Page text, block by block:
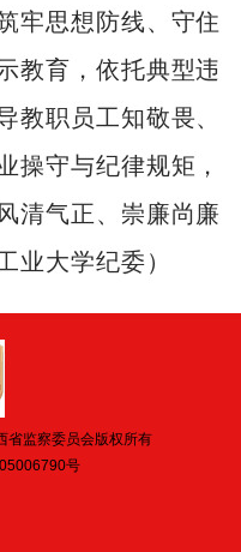
牢思想防线、守住
教育，依托典型违
教职员工知敬畏、
操守与纪律规矩，
清气正、崇廉尚廉
业大学纪委）
省监察委员会版权所有
号